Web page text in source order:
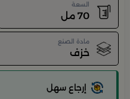
السعة
70 مل
مادة الصنع
خزف
إرجاع سهل